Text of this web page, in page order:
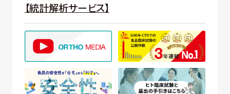
【統計解析サービス】